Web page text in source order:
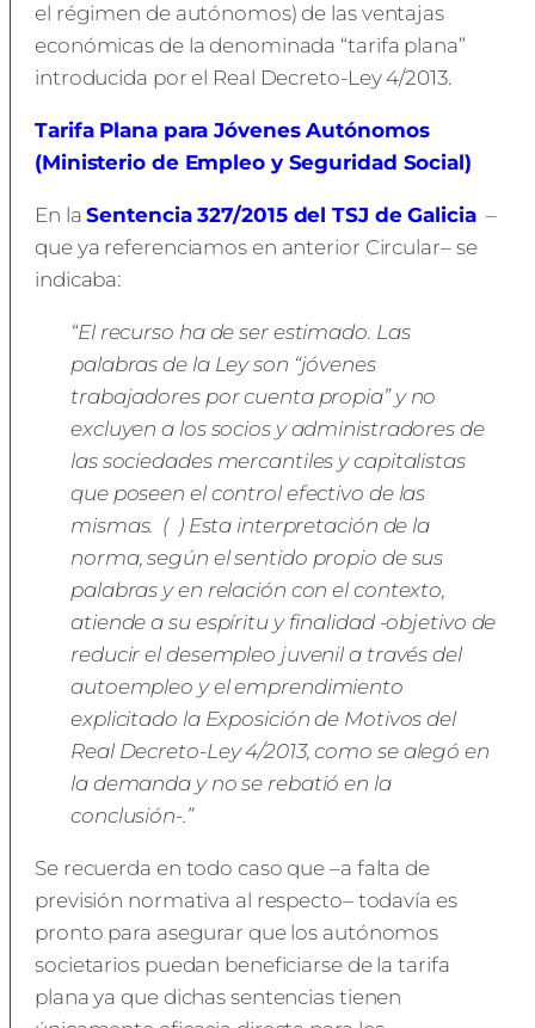
el régimen de autónomos) de las ventajas
económicas de la denominada “tarifa plana”
introducida por el Real Decreto-Ley 4/2013.
Tarifa Plana para Jóvenes Autónomos
(Ministerio de Empleo y Seguridad Social)
En laSentencia 327/2015 del TSJ de Galicia–
que ya referenciamos en anterior Circular– se
indicaba:
“El recurso ha de ser estimado. Las
palabras de la Ley son “jóvenes
trabajadores por cuenta propia” y no
excluyen a los socios y administradores de
las sociedades mercantiles y capitalistas
que poseen el control efectivo de las
mismas. ( ) Esta interpretación de la
norma, según el sentido propio de sus
palabras y en relación con el contexto,
atiende a su espíritu y finalidad -objetivo de
reducir el desempleo juvenil a través del
autoempleo y el emprendimiento
explicitado la Exposición de Motivos del
Real Decreto-Ley 4/2013, como se alegó en
la demanda y no se rebatió en la
conclusión-.”
Se recuerda en todo caso que –a falta de
previsión normativa al respecto– todavía es
pronto para asegurar que los autónomos
societarios puedan beneficiarse de la tarifa
plana ya que dichas sentencias tienen